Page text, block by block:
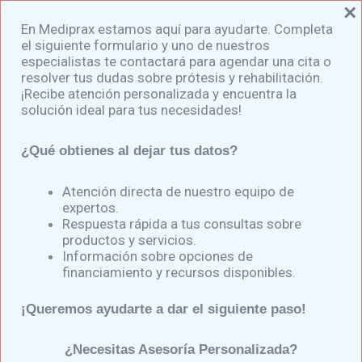
contenido
Impacto del
Sedentarismo
Postamputación en la
Salud del Paciente
PorSamuel Medina/enero 31, 2025
Tras una amputación, es fundamental comenzar la
En Mediprax estamos aquí para ayudarte. Completa
el siguiente formulario y uno de nuestros
especialistas te contactará para agendar una cita o
resolver tus dudas sobre prótesis y rehabilitación.
¡Recibe atención personalizada y encuentra la
solución ideal para tus necesidades!
¿Qué obtienes al dejar tus datos?
Atención directa de nuestro equipo de
expertos.
Respuesta rápida a tus consultas sobre
productos y servicios.
Información sobre opciones de
financiamiento y recursos disponibles.
¡Queremos ayudarte a dar el siguiente paso!
¿Necesitas Asesoría Personalizada?
×